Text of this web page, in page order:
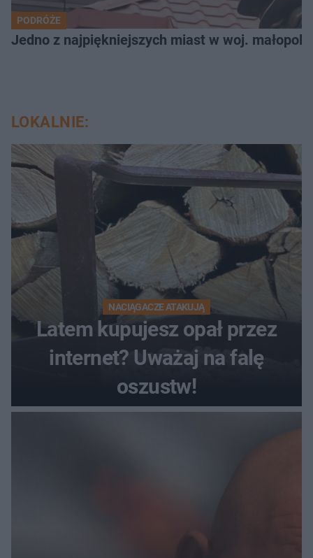
PODRÓŻE
Jedno z najpiękniejszych miast w woj.
LOKALNIE:
NACIĄGACZE ATAKUJĄ
Latem kupujesz opał przez
internet? Uważaj na falę
oszustw!